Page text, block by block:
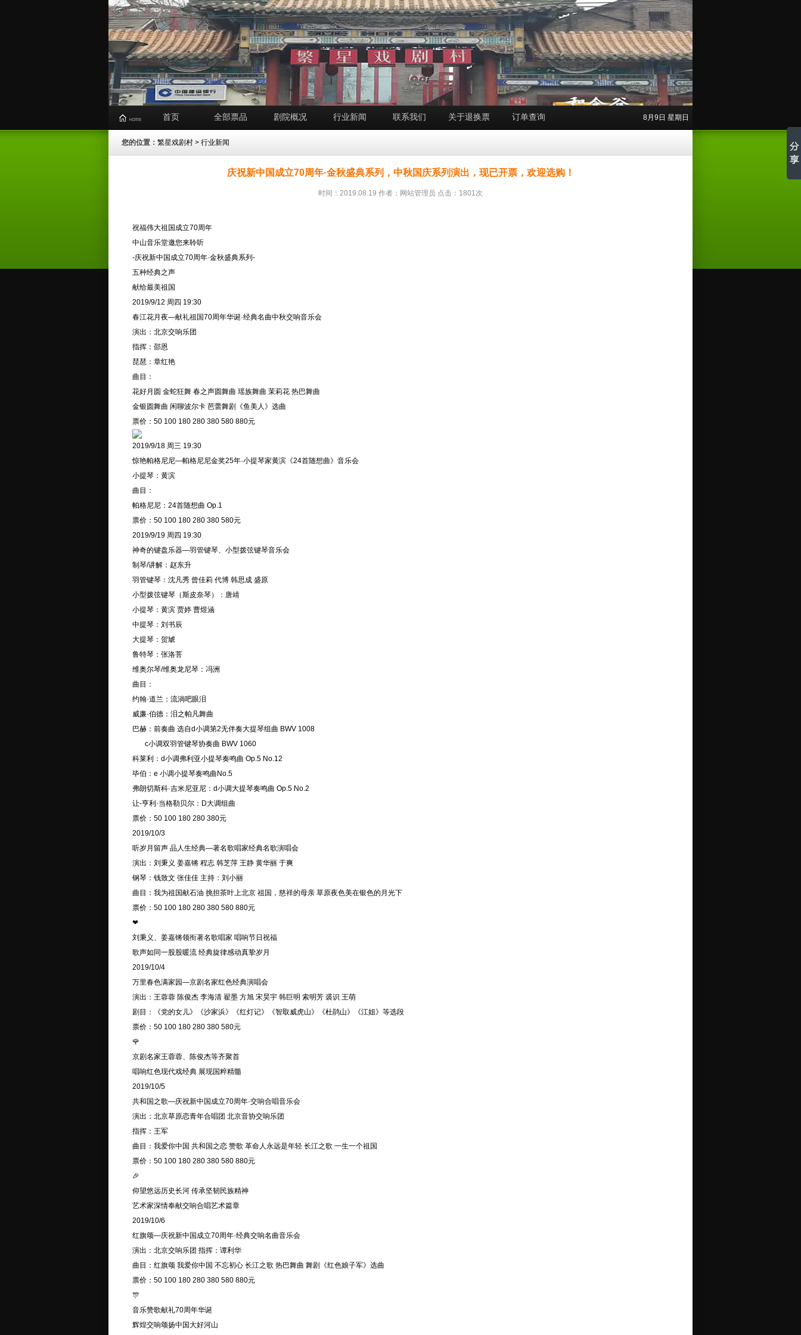
首页 全部票品 剧院概况 行业新闻 联系我们 关于退换票 订单查询 8月9日 星期日
您的位置： 繁星戏剧村 > 行业新闻
庆祝新中国成立70周年·金秋盛典系列，中秋国庆系列演出，现已开票，欢迎选购！
时间：2019.08.19 作者：网站管理员 点击：1801次
祝福伟大祖国成立70周年
中山音乐堂邀您来聆听
-庆祝新中国成立70周年·金秋盛典系列-
五种经典之声
献给最美祖国
2019/9/12 周四 19:30
春江花月夜—献礼祖国70周年华诞·经典名曲中秋交响音乐会
演出：北京交响乐团
指挥：邵恩
琵琶：章红艳
曲目：
花好月圆 金蛇狂舞 春之声圆舞曲 瑶族舞曲 茉莉花 热巴舞曲
金银圆舞曲 闲聊波尔卡 芭蕾舞剧《鱼美人》选曲
票价：50 100 180 280 380 580 880元
2019/9/18 周三 19:30
惊艳帕格尼尼—帕格尼尼金奖25年·小提琴家黄滨《24首随想曲》音乐会
小提琴：黄滨
曲目：
帕格尼尼：24首随想曲 Op.1
票价：50 100 180 280 380 580元
2019/9/19 周四 19:30
神奇的键盘乐器—羽管键琴、小型拨弦键琴音乐会
制琴/讲解：赵东升
羽管键琴：沈凡秀 曾佳莉 代博 韩思成 盛原
小型拨弦键琴（斯皮奈琴）：唐靖
小提琴：黄滨 贾婷 曹煜涵
中提琴：刘书辰
大提琴：贺虓
鲁特琴：张洛菩
维奥尔琴/维奥龙尼琴：冯洲
曲目：
约翰·道兰：流淌吧眼泪
威廉·伯德：泪之帕凡舞曲
巴赫：前奏曲 选自d小调第2无伴奏大提琴组曲 BWV 1008
c小调双羽管键琴协奏曲 BWV 1060
科莱利：d小调弗利亚小提琴奏鸣曲 Op.5 No.12
毕伯：e 小调小提琴奏鸣曲No.5
弗朗切斯科·吉米尼亚尼：d小调大提琴奏鸣曲 Op.5 No.2
让-亨利·当格勒贝尔：D大调组曲
票价：50 100 180 280 380元
2019/10/3
听岁月留声 品人生经典—著名歌唱家经典名歌演唱会
演出：刘秉义 姜嘉锵 程志 韩芝萍 王静 黄华丽 于爽
钢琴：钱致文 张佳佳 主持：刘小丽
曲目：我为祖国献石油 挑担茶叶上北京 祖国，慈祥的母亲 草原夜色美在银色的月光下
票价：50 100 180 280 380 580 880元
❤
刘秉义、姜嘉锵领衔著名歌唱家 唱响节日祝福
歌声如同一股股暖流 经典旋律感动真挚岁月
2019/10/4
万里春色满家园—京剧名家红色经典演唱会
演出：王蓉蓉 陈俊杰 李海清 翟墨 方旭 宋昊宇 韩巨明 索明芳 裘识 王萌
剧目：《党的女儿》《沙家浜》《红灯记》《智取威虎山》《杜鹃山》《江姐》等选段
票价：50 100 180 280 380 580元
🌹
京剧名家王蓉蓉、陈俊杰等齐聚首
唱响红色现代戏经典 展现国粹精髓
2019/10/5
共和国之歌—庆祝新中国成立70周年·交响合唱音乐会
演出：北京草原恋青年合唱团 北京音协交响乐团
指挥：王军
曲目：我爱你中国 共和国之恋 赞歌 革命人永远是年轻 长江之歌 一生一个祖国
票价：50 100 180 280 380 580 880元
🎉
仰望悠远历史长河 传承坚韧民族精神
艺术家深情奉献交响合唱艺术篇章
2019/10/6
红旗颂—庆祝新中国成立70周年·经典交响名曲音乐会
演出：北京交响乐团 指挥：谭利华
曲目：红旗颂 我爱你中国 不忘初心 长江之歌 热巴舞曲 舞剧《红色娘子军》选曲
票价：50 100 180 280 380 580 880元
🎊
音乐赞歌献礼70周年华诞
辉煌交响颂扬中国大好河山